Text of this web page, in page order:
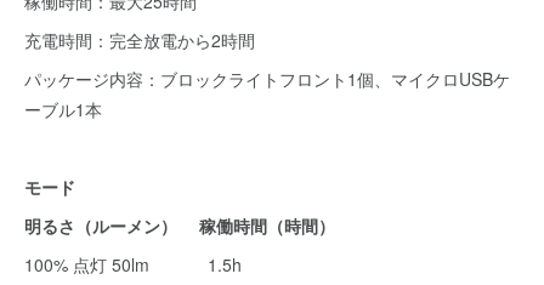
充電時間：完全放電から2時間
パッケージ内容：ブロックライトフロント1個、マイクロUSBケ
ーブル1本
モード
明るさ（ルーメン） 稼働時間（時間）
100% 点灯 50lm 1.5h